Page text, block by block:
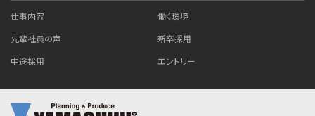
仕事内容
働く環境
先輩社員の声
新卒採用
中途採用
エントリー